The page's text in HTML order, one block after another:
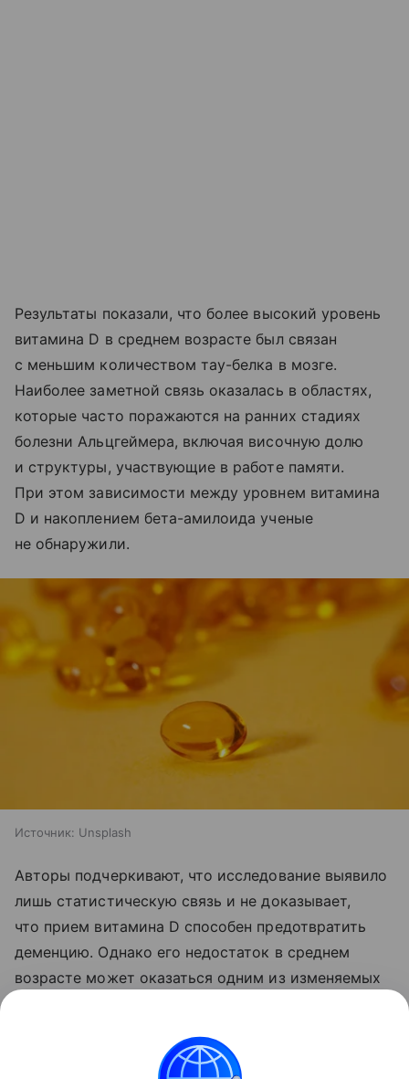
Результаты показали, что более высокий уровень
витамина D в среднем возрасте был связан
с меньшим количеством тау-белка в мозге.
Наиболее заметной связь оказалась в областях,
которые часто поражаются на ранних стадиях
болезни Альцгеймера, включая височную долю
и структуры, участвующие в работе памяти.
При этом зависимости между уровнем витамина
D и накоплением бета-амилоида ученые
не обнаружили.
Источник: Unsplash
Авторы подчеркивают, что исследование выявило
лишь статистическую связь и не доказывает,
что прием витамина D способен предотвратить
деменцию. Однако его недостаток в среднем
возрасте может оказаться одним из изменяемых
в дальнейших исследованиях.